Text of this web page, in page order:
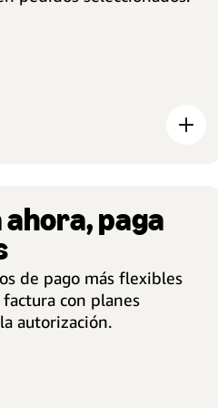
paga
de pago más flexibles
con planes
autorización.